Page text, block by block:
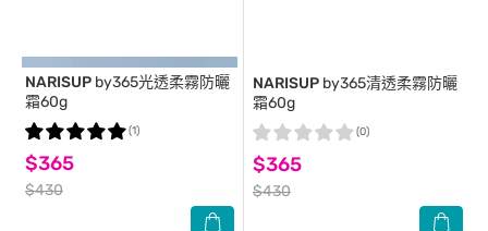
NARISUP by365光透柔霧防曬
霜60g
$365
$430
(1)
NARISUP by365清透柔霧防曬
霜60g
$365
$430
(0)